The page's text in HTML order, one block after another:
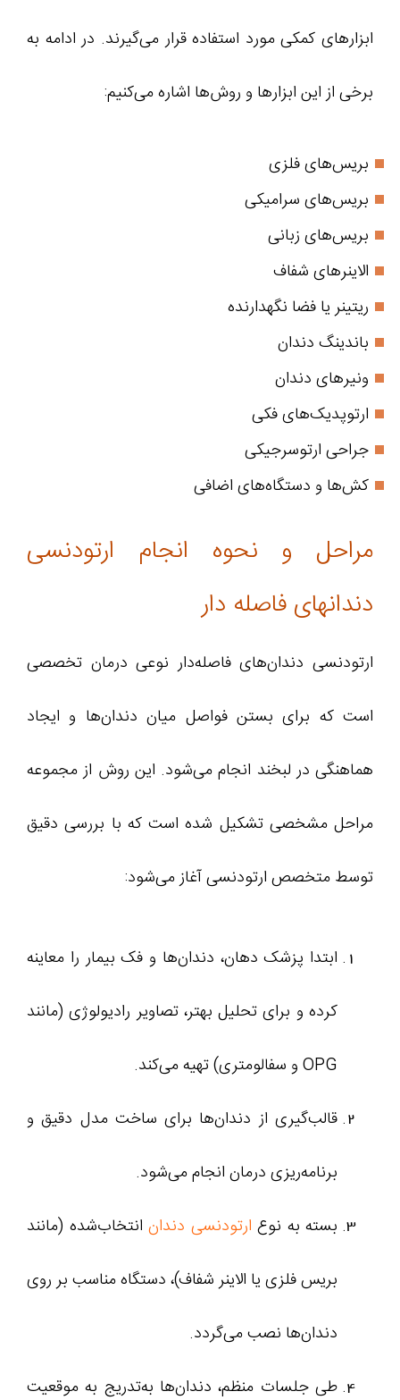
ابزارهای کمکی مورد استفاده قرار می‌گیرند. در ادامه به
برخی از این ابزارها و روش‌ها اشاره می‌کنیم:
بریس‌های فلزی
بریس‌های سرامیکی
بریس‌های زبانی
الاینرهای شفاف
ریتینر یا فضا نگهدارنده
باندینگ دندان
ونیرهای دندان
ارتوپدیک‌های فکی
جراحی ارتوسرجیکی
کش‌ها و دستگاه‌های اضافی
مراحل و نحوه انجام ارتودنسی
دندانهای فاصله دار
ارتودنسی دندان‌های فاصله‌دار نوعی درمان تخصصی
است که برای بستن فواصل میان دندان‌ها و ایجاد
هماهنگی در لبخند انجام می‌شود. این روش از مجموعه
مراحل مشخصی تشکیل شده است که با بررسی دقیق
توسط متخصص ارتودنسی آغاز می‌شود:
ابتدا پزشک دهان، دندان‌ها و فک بیمار را معاینه
کرده و برای تحلیل بهتر، تصاویر رادیولوژی (مانند
OPG و سفالومتری) تهیه می‌کند.
قالب‌گیری از دندان‌ها برای ساخت مدل دقیق و
برنامه‌ریزی درمان انجام می‌شود.
بسته به نوع ارتودنسی دندان انتخاب‌شده (مانند
بریس فلزی یا الاینر شفاف)، دستگاه مناسب بر روی
دندان‌ها نصب می‌گردد.
طی جلسات منظم، دندان‌ها به‌تدریج به موقعیت